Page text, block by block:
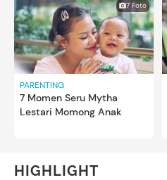
7 Foto
PARENTING
7 Momen Seru Mytha
Lestari Momong Anak
HIGHLIGHT